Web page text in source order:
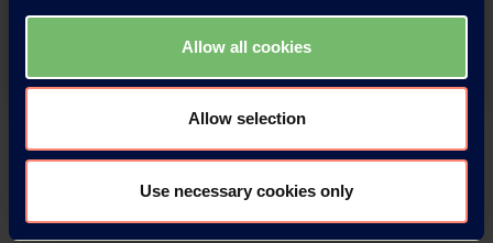
Allow all cookies
Allow selection
Use necessary cookies only
Contact
Back